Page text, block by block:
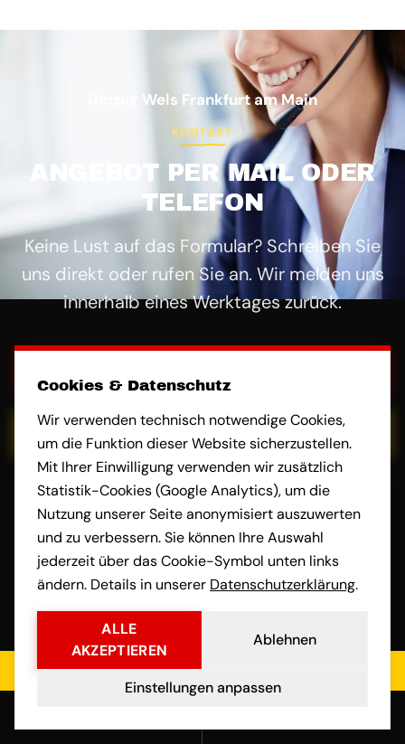
Umzug Wels Frankfurt am Main
KONTAKT
ANGEBOT PER MAIL ODER
TELEFON
Keine Lust auf das Formular? Schreiben Sie
uns direkt oder rufen Sie an. Wir melden uns
innerhalb eines Werktages zurück.
E-MAIL
Name
Beladeadresse
Jetzt kostenloses Angebot einholen
Cookies & Datenschutz
Wir verwenden technisch notwendige Cookies,
um die Funktion dieser Website sicherzustellen.
Mit Ihrer Einwilligung verwenden wir zusätzlich
Statistik-Cookies (Google Analytics), um die
Nutzung unserer Seite anonymisiert auszuwerten
und zu verbessern. Sie können Ihre Auswahl
jederzeit über das Cookie-Symbol unten links
ändern. Details in unserer Datenschutzerklärung.
ALLE
AKZEPTIEREN
Ablehnen
Einstellungen anpassen